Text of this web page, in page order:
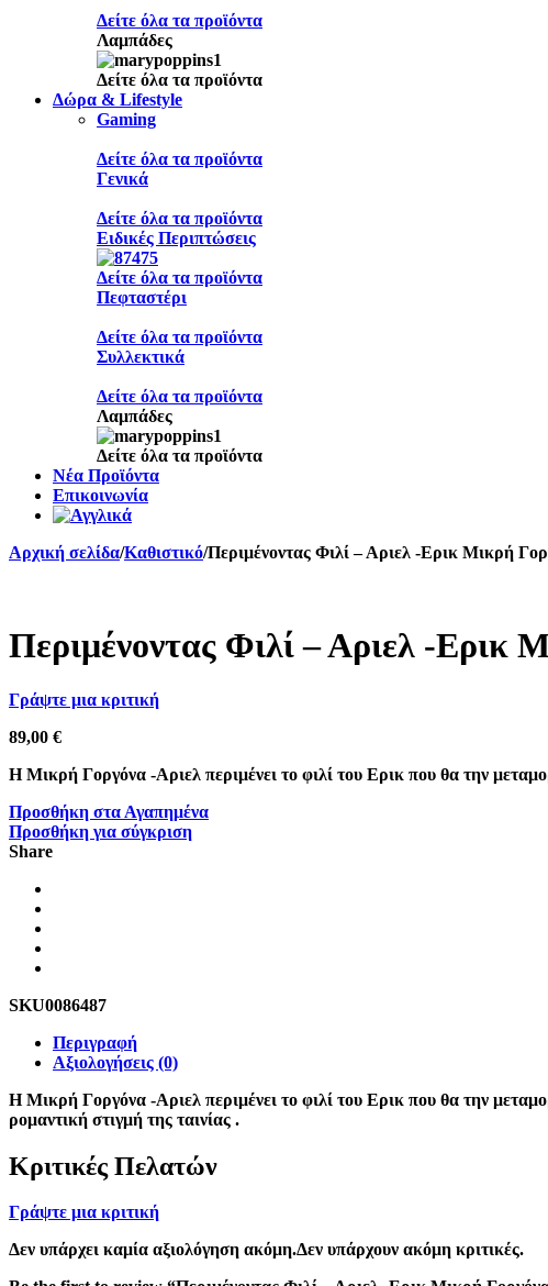
Δείτε όλα τα προϊόντα
Λαμπάδες
Δείτε όλα τα προϊόντα
Δώρα & Lifestyle
Gaming
Δείτε όλα τα προϊόντα
Γενικά
Δείτε όλα τα προϊόντα
Ειδικές Περιπτώσεις
Δείτε όλα τα προϊόντα
Πεφταστέρι
Δείτε όλα τα προϊόντα
Συλλεκτικά
Δείτε όλα τα προϊόντα
Λαμπάδες
Δείτε όλα τα προϊόντα
Νέα Προϊόντα
Επικοινωνία
Αρχική σελίδα/Καθιστικό/Περιμένοντας Φιλί – Αριελ -Ερικ Μικρή
Περιμένοντας Φιλί – Αριελ -Ερικ
Γράψτε μια κριτική
89,00 €
H Μικρή Γοργόνα -Αριελ περιμένει το φιλί του Ερικ που θα την
Προσθήκη στα Αγαπημένα
Προσθήκη για σύγκριση
Share
SKU0086487
Περιγραφή
Αξιολογήσεις (0)
H Μικρή Γοργόνα -Αριελ περιμένει το φιλί του Ερικ που θα την
ρομαντική στιγμή της ταινίας .
Κριτικές Πελατών
Γράψτε μια κριτική
Δεν υπάρχει καμία αξιολόγηση ακόμη.Δεν υπάρχουν ακόμη κριτικές.